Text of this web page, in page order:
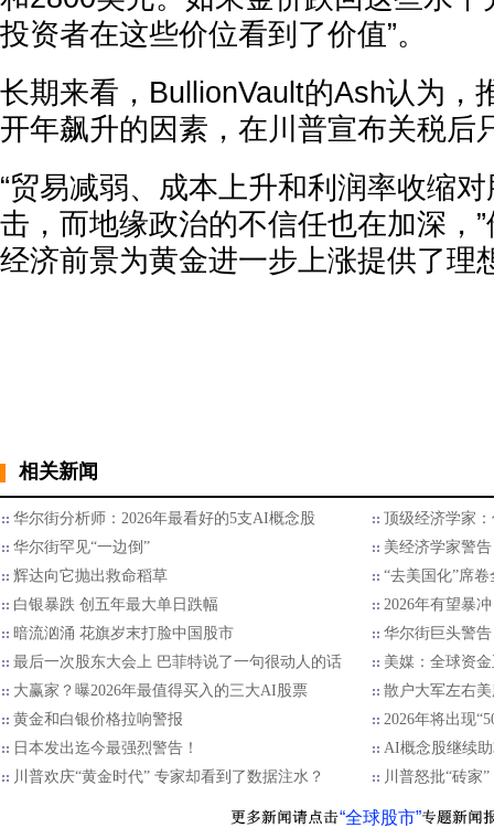
投资者在这些价位看到了价值”。
长期来看，BullionVault的Ash认为，
开年飙升的因素，在川普宣布关税后
“贸易减弱、成本上升和利润率收缩
击，而地缘政治的不信任也在加深，
经济前景为黄金进一步上涨提供了理
相关新闻
华尔街分析师：2026年最看好的5支AI概念股
顶级经济学家
华尔街罕见“一边倒”
美经济学家警
辉达向它抛出救命稻草
“去美国化”席
白银暴跌 创五年最大单日跌幅
2026年有望暴
暗流汹涌 花旗岁末打脸中国股市
华尔街巨头警告
最后一次股东大会上 巴菲特说了一句很动人的话
美媒：全球资
大赢家？曝2026年最值得买入的三大AI股票
散户大军左右
黄金和白银价格拉响警报
2026年将出现
日本发出迄今最强烈警告！
AI概念股继续
川普欢庆“黄金时代” 专家却看到了数据注水？
川普怒批“砖家
“全球股市”